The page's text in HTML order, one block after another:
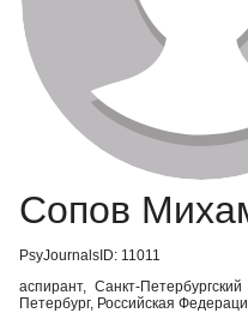
Сопов
PsyJournalsID: 11011
аспирант, Санкт-
Петербург, Российская